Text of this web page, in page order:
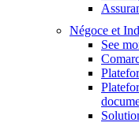
Négoce et
See